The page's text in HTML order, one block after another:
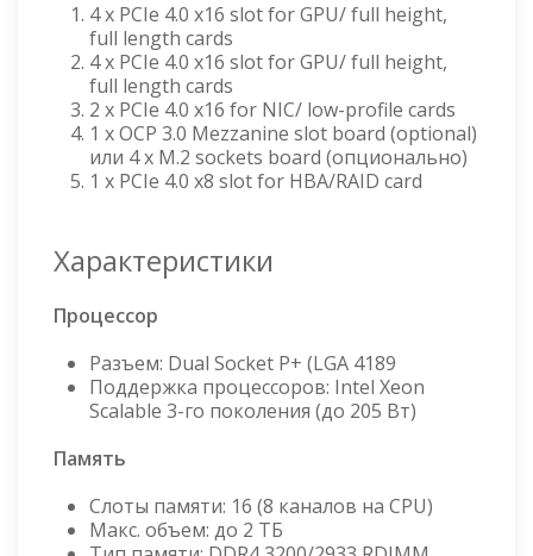
4 x PCIe 4.0 x16 slot for GPU/ full height,
full length cards
4 x PCIe 4.0 x16 slot for GPU/ full height,
full length cards
2 x PCIe 4.0 x16 for NIC/ low-profile cards
1 x OCP 3.0 Mezzanine slot board (optional)
или 4 x M.2 sockets board (опционально)
1 x PCIe 4.0 x8 slot for HBA/RAID card
Характеристики
Процессор
Разъем: Dual Socket P+ (LGA 4189
Поддержка процессоров: Intel Xeon
Scalable 3-го поколения (до 205 Вт)
Память
Слоты памяти: 16 (8 каналов на CPU)
Макс. объем: до 2 ТБ